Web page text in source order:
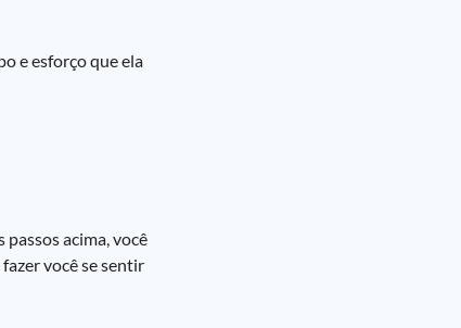
e esforço que ela
acima, você
você se sentir